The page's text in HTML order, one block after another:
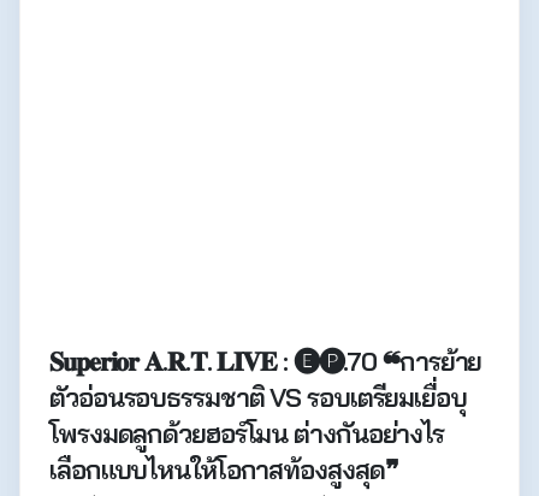
𝐒𝐮𝐩𝐞𝐫𝐢𝐨𝐫 𝐀.𝐑.𝐓. 𝐋𝐈𝐕𝐄 : 🅔🅟.70 ❝การย้าย
ตัวอ่อนรอบธรรมชาติ VS รอบเตรียมเยื่อบุ
โพรงมดลูกด้วยฮอร์โมน ต่างกันอย่างไร
เลือกแบบไหนให้โอกาสท้องสูงสุด❞